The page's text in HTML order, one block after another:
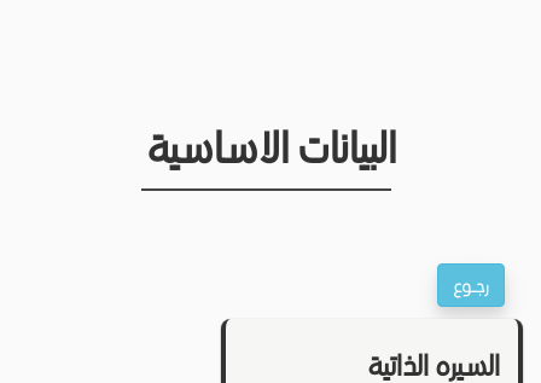
البيانات الاساسية
السيره الذاتية